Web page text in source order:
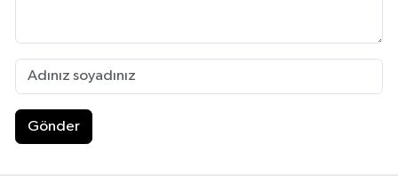
Gönder